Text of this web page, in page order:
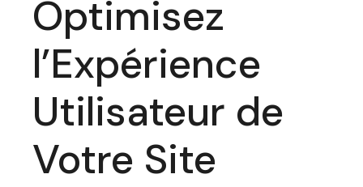
Optimisez
l’Expérience
Utilisateur de
Votre Site